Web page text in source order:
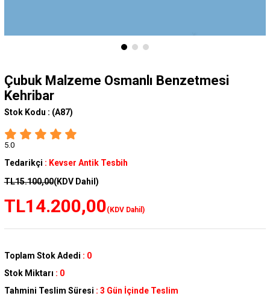
Çubuk Malzeme Osmanlı Benzetmesi
Kehribar
Stok Kodu : (A87)
5.0
Tedarikçi : Kevser Antik Tesbih
TL15.100,00(KDV Dahil)
TL14.200,00(KDV Dahil)
Toplam Stok Adedi : 0
Stok Miktarı : 0
Tahmini Teslim Süresi : 3 Gün İçinde Teslim